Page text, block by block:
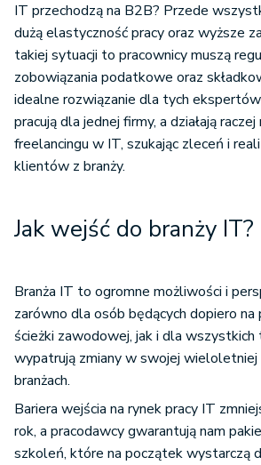
IT przechodzą na B2B? Przede
dużą elastyczność pracy oraz wyższe
takiej sytuacji to pracownicy muszą
zobowiązania podatkowe oraz
idealne rozwiązanie dla tych
pracują dla jednej firmy, a działają
freelancingu w IT, szukając zleceń i
klientów z branży.
Jak wejść do branży IT?
Branża IT to ogromne możliwości i
zarówno dla osób będących dopiero
ścieżki zawodowej, jak i dla
wypatrują zmiany w swojej wieloletniej
branżach.
Bariera wejścia na rynek pracy IT
rok, a pracodawcy gwarantują nam
szkoleń, które na początek wystarczą